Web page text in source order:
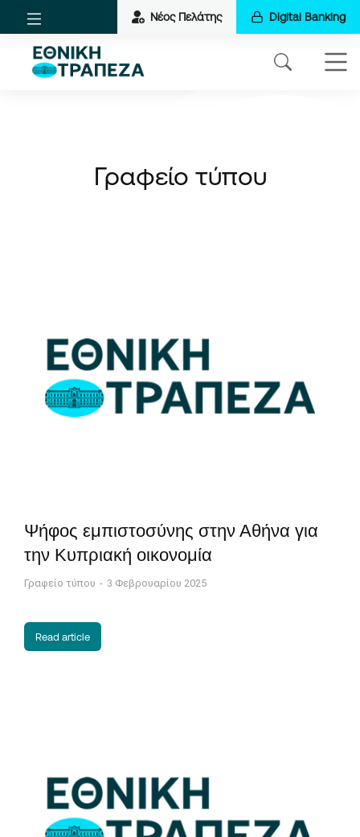
Νέος Πελάτης Digital Banking
Γραφείο τύπου
Ψήφος εμπιστοσύνης στην Αθήνα για
την Κυπριακή οικονομία
Γραφείο τύπου 3 Φεβρουαρίου 2025
Read article